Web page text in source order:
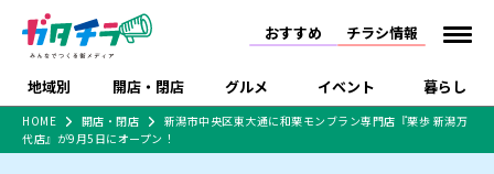
おすすめ チラシ情報
地域別 開店・閉店 グルメ イベント 暮らし
特売セール インタビュー
食品スーパー・コンビ
HOME 開店・閉店
新潟市中央区東大通に和栗モンブラン専門店『栗歩 新潟万
代店』が9月5日にオープン！